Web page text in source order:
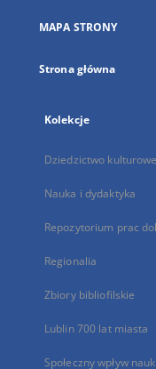
karcie
MAPA STRONY
Strona główna
Kolekcje
Dziedzictwo kulturowe
Nauka i dydaktyka
Repozytorium prac
Regionalia
Zbiory bibliofilskie
Lublin 700 lat miasta
Społeczny wpływ nauki